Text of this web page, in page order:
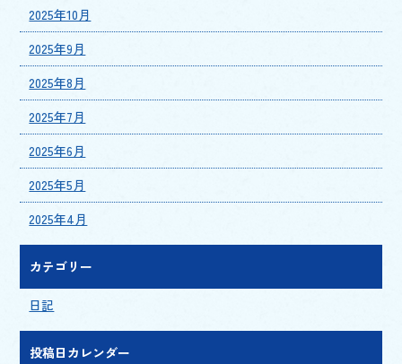
2025年10月
2025年9月
2025年8月
2025年7月
2025年6月
2025年5月
2025年4月
カテゴリー
日記
投稿日カレンダー